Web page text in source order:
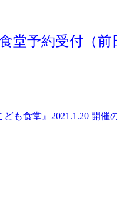
堂予約受付（前
ども食堂』2021.1.20 開催